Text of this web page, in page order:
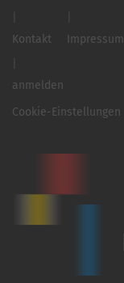
Kontakt Impressum
anmelden
Cookie-Einstellungen